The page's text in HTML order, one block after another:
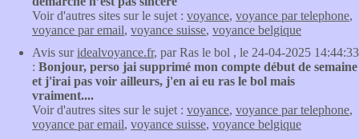
Voir d'autres sites sur le sujet : voyance, voyance par telephone,
voyance par email, voyance suisse, voyance belgique
Avis suridealvoyance.fr, par Ras le bol , le 24-04-2025 14:44:33
: Bonjour, perso jai supprimé mon compte début de semaine
et j'irai pas voir ailleurs, j'en ai eu ras le bol mais
vraiment....
Voir d'autres sites sur le sujet : voyance, voyance par telephone,
voyance par email, voyance suisse, voyance belgique